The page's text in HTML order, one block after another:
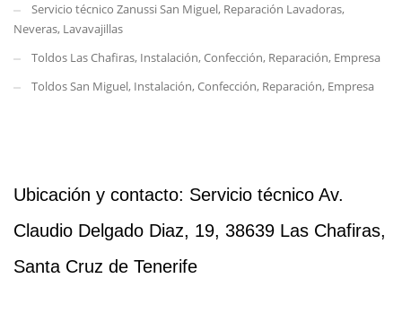
Servicio técnico Zanussi San Miguel, Reparación Lavadoras,
Neveras, Lavavajillas
Toldos Las Chafiras, Instalación, Confección, Reparación, Empresa
Toldos San Miguel, Instalación, Confección, Reparación, Empresa
Ubicación y contacto: Servicio técnico Av.
Claudio Delgado Diaz, 19, 38639 Las Chafiras,
Santa Cruz de Tenerife